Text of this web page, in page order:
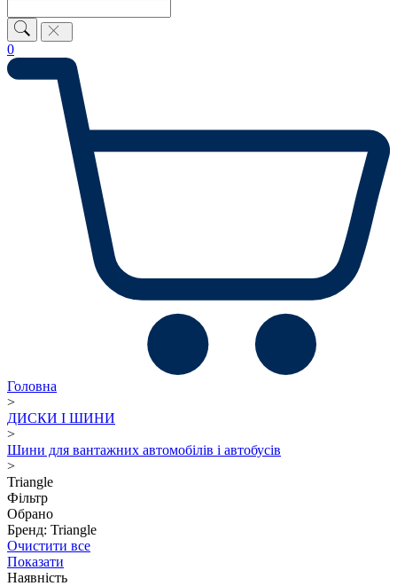
0
Головна
>
ДИСКИ І ШИНИ
>
Шини для вантажних автомобілів і автобусів
>
Triangle
Фільтр
Обрано
Бренд: Triangle
Очистити все
Показати
Наявність